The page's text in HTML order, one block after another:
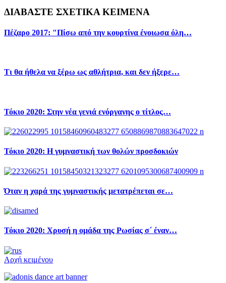
ΔΙΑΒΑΣΤΕ ΣΧΕΤΙΚΑ ΚΕΙΜΕΝΑ
Πέζαρο 2017: "Πίσω από την κουρτίνα ένοιωσα όλη…
Τι θα ήθελα να ξέρω ως αθλήτρια, και δεν ήξερε…
Τόκιο 2020: Στην νέα γενιά ενόργανης ο τίτλος…
Τόκιο 2020: Η γυμναστική των θολών προσδοκιών
Όταν η χαρά της γυμναστικής μετατρέπεται σε…
Τόκιο 2020: Χρυσή η ομάδα της Ρωσίας σ΄ έναν…
Αρχή κειμένου